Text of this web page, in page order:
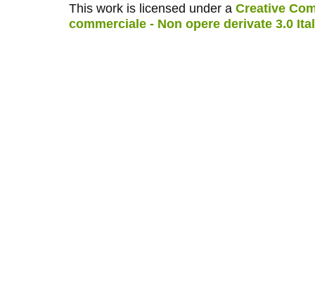
This work is licensed under a Creative
commerciale - Non opere derivate 3.0